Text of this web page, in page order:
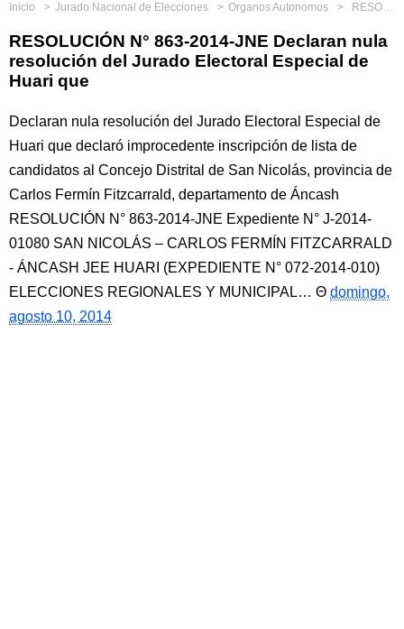
Inicio Jurado Nacional de Elecciones Organos Autonomos RESOLUCIÓN N° 863-2014-JNE Declaran nula resolución del Jurado Electoral Especial de Huari que
RESOLUCIÓN N° 863-2014-JNE Declaran nula
resolución del Jurado Electoral Especial de
Huari que
Declaran nula resolución del Jurado Electoral Especial de
Huari que declaró improcedente inscripción de lista de
candidatos al Concejo Distrital de San Nicolás, provincia de
Carlos Fermín Fitzcarrald, departamento de Áncash
RESOLUCIÓN N° 863-2014-JNE Expediente N° J-2014-
01080 SAN NICOLÁS – CARLOS FERMÍN FITZCARRALD
- ÁNCASH JEE HUARI (EXPEDIENTE N° 072-2014-010)
ELECCIONES REGIONALES Y MUNICIPAL…
domingo,
agosto 10, 2014